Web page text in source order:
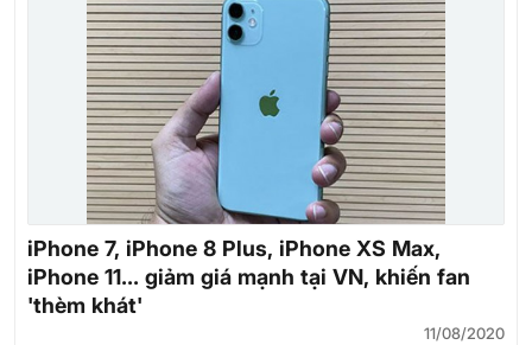
iPhone 7, iPhone 8 Plus, iPhone XS Max,
iPhone 11... giảm giá mạnh tại VN, khiến fan
'thèm khát'
11/08/2020